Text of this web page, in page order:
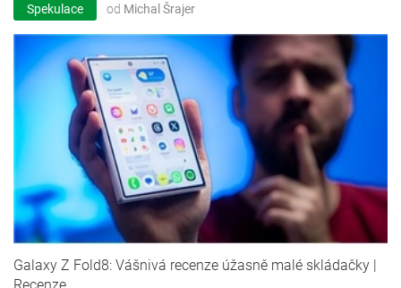
Spekulace od Michal Šrajer
Galaxy Z Fold8: Vášnivá recenze úžasně malé skládačky |